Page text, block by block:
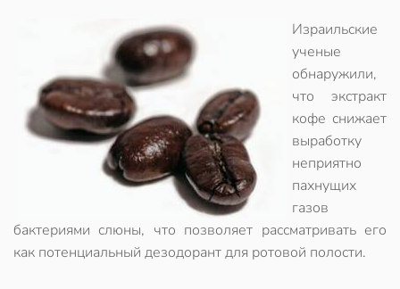
Израильские
ученые
обнаружили,
что экстракт
кофе снижает
выработку
неприятно
пахнущих
газов
бактериями слюны, что позволяет рассматривать его
как потенциальный дезодорант для ротовой полости.